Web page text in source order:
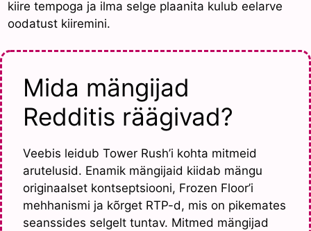
kiire tempoga ja ilma selge plaanita kulub eelarve
oodatust kiiremini.
Mida mängijad
Redditis räägivad?
Veebis leidub Tower Rush’i kohta mitmeid
arutelusid. Enamik mängijaid kiidab mängu
originaalset kontseptsiooni, Frozen Floor’i
mehhanismi ja kõrget RTP-d, mis on pikemates
seanssides selgelt tuntav. Mitmed mängijad